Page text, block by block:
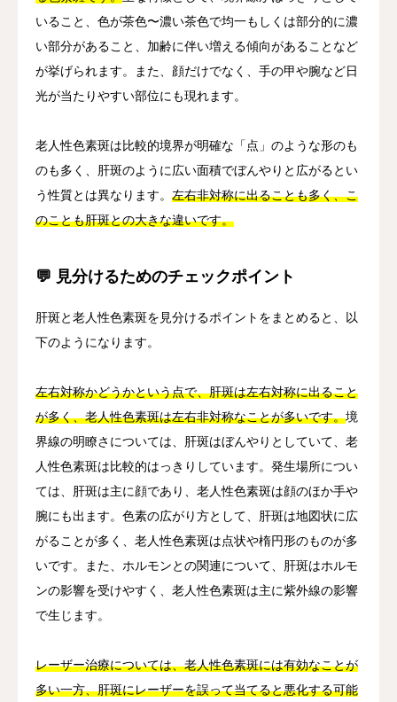
いること、色が茶色〜濃い茶色で均一もしくは部分的に濃
い部分があること、加齢に伴い増える傾向があることなど
が挙げられます。また、顔だけでなく、手の甲や腕など日
光が当たりやすい部位にも現れます。
老人性色素斑は比較的境界が明確な「点」のような形のも
のも多く、肝斑のように広い面積でぼんやりと広がるとい
う性質とは異なります。 左右非対称に出ることも多く、こ
のことも肝斑との大きな違いです。
💬 見分けるためのチェックポイント
肝斑と老人性色素斑を見分けるポイントをまとめると、以
下のようになります。
左右対称かどうかという点で、肝斑は左右対称に出ること
が多く、老人性色素斑は左右非対称なことが多いです。境
界線の明瞭さについては、肝斑はぼんやりとしていて、老
人性色素斑は比較的はっきりしています。発生場所につい
ては、肝斑は主に顔であり、老人性色素斑は顔のほか手や
腕にも出ます。色素の広がり方として、肝斑は地図状に広
がることが多く、老人性色素斑は点状や楕円形のものが多
いです。また、ホルモンとの関連について、肝斑はホルモ
ンの影響を受けやすく、老人性色素斑は主に紫外線の影響
で生じます。
レーザー治療については、老人性色素斑には有効なことが
多い一方、肝斑にレーザーを誤って当てると悪化する可能